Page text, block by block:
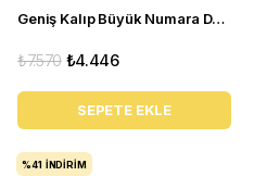
Geniş Kalıp Büyük Numara Deri Kadın BOT Gaye1003 Siyah
₺4.446
₺7.570
SEPETE EKLE
%41 İNDIRIM